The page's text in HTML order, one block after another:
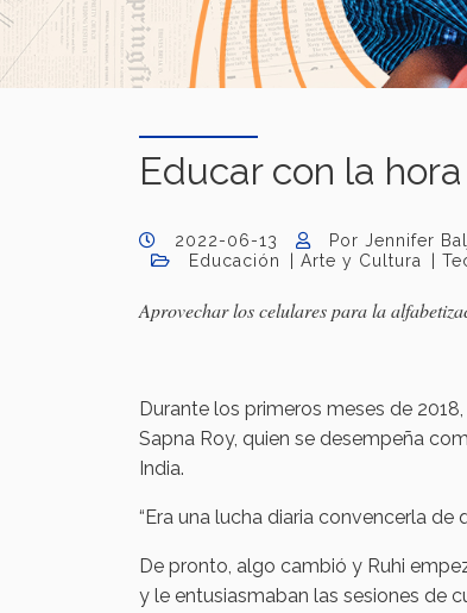
Educar con la
2022-06-13
Por Jennifer
Educación
Arte y Cultura
Aprovechar los celulares para la
Durante los primeros meses de
Sapna Roy, quien se desempeña
India.
“Era una lucha diaria convencerla de
De pronto, algo cambió y Ruhi
y le entusiasmaban las sesiones de